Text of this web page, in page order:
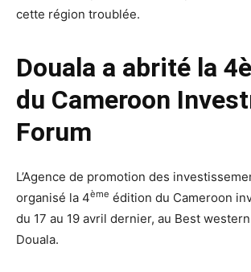
cette région troublée.
Douala a abrité la
du Cameroon
Forum
L’Agence de promotion des
organisé la 4ème édition du Cameroon
du 17 au 19 avril dernier, au Best
Douala.